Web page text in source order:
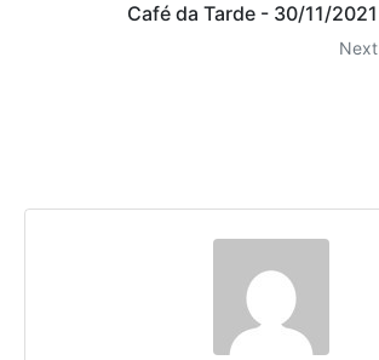
Café da Tarde - 30/11/2021
Next